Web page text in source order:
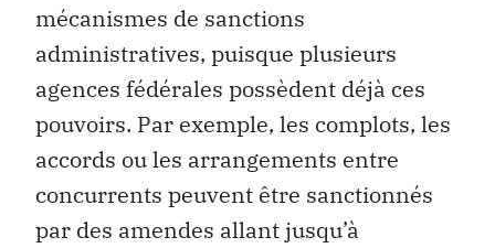
mécanismes de sanctions
administratives, puisque plusieurs
agences fédérales possèdent déjà ces
pouvoirs. Par exemple, les complots, les
accords ou les arrangements entre
concurrents peuvent être sanctionnés
par des amendes allant jusqu’à